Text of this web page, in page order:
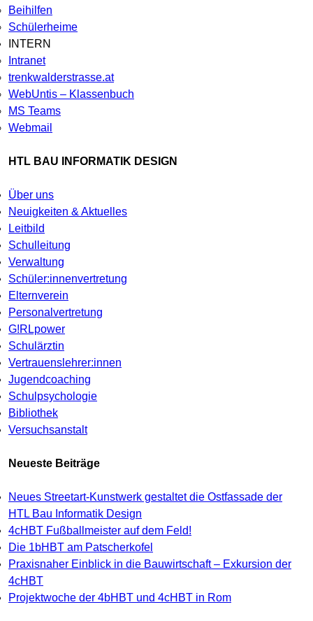
Beihilfen
Schülerheime
INTERN
Intranet
trenkwalderstrasse.at
WebUntis – Klassenbuch
MS Teams
Webmail
HTL BAU INFORMATIK DESIGN
Über uns
Neuigkeiten & Aktuelles
Leitbild
Schulleitung
Verwaltung
Schüler:innenvertretung
Elternverein
Personalvertretung
G!RLpower
Schulärztin
Vertrauenslehrer:innen
Jugendcoaching
Schulpsychologie
Bibliothek
Versuchsanstalt
Neueste Beiträge
Neues Streetart-Kunstwerk gestaltet die Ostfassade der
HTL Bau Informatik Design
4cHBT Fußballmeister auf dem Feld!
Die 1bHBT am Patscherkofel
Praxisnaher Einblick in die Bauwirtschaft – Exkursion der
4cHBT
Projektwoche der 4bHBT und 4cHBT in Rom